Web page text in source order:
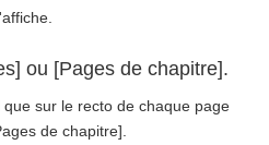
ou [Pages de chapitre].
sur le recto de chaque page
de chapitre].